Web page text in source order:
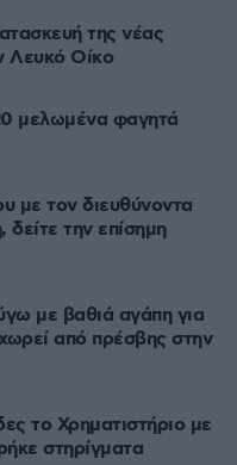
της νέας
Λευκό Οίκο
μελωμένα φαγητά
με τον διευθύνοντα
την επίσημη
με βαθιά αγάπη για
από πρέσβης στην
το Χρηματιστήριο με
στηρίγματα